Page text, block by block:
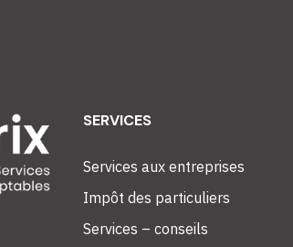
SERVICES
Services aux entreprises
Impôt des particuliers
Services – conseils